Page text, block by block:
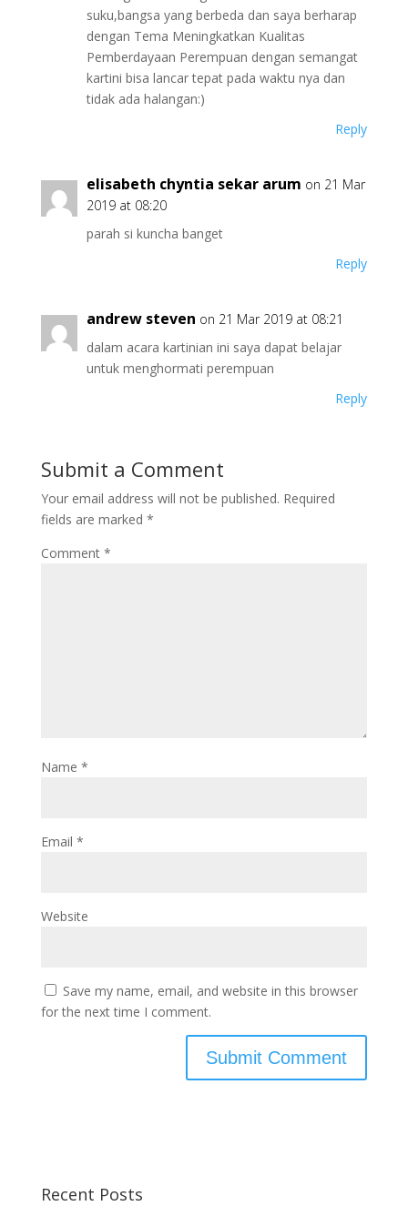
suku,bangsa yang berbeda dan saya berharap
dengan Tema Meningkatkan Kualitas
Pemberdayaan Perempuan dengan semangat
kartini bisa lancar tepat pada waktu nya dan
tidak ada halangan:)
Reply
elisabeth chyntia sekar arum on 21 Mar
2019 at 08:20
parah si kuncha banget
Reply
andrew steven on 21 Mar 2019 at 08:21
dalam acara kartinian ini saya dapat belajar
untuk menghormati perempuan
Reply
Submit a Comment
Your email address will not be published. Required
fields are marked *
Comment *
Name *
Email *
Website
Save my name, email, and website in this browser
for the next time I comment.
Recent Posts